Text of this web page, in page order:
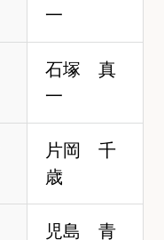
一
石塚 真
一
片岡 千
歳
児島 青